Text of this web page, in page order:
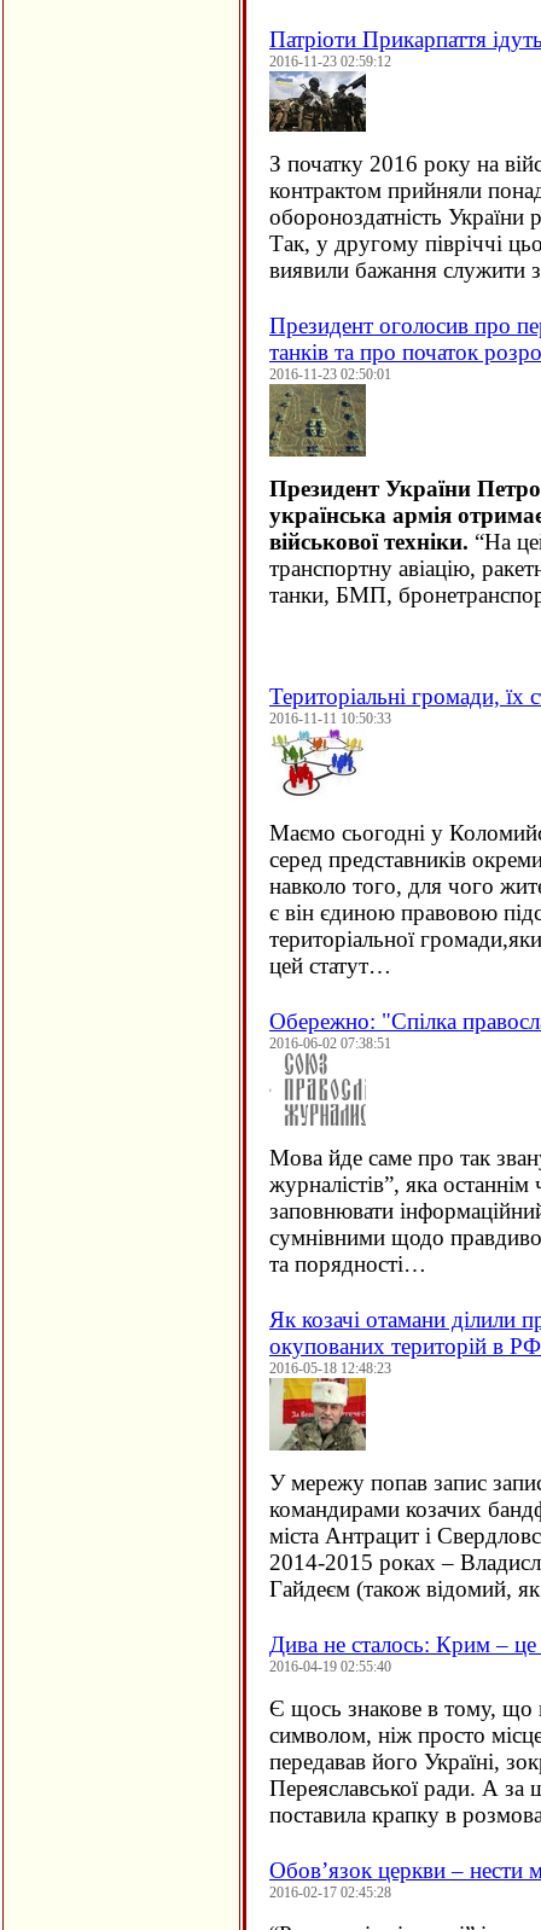
Патріоти Прикарпаття
2016-11-23 02:59:12
З початку 2016 року на
контрактом прийняли
обороноздатність України
Так, у другому півріччі
виявили бажання служити
Президент оголосив про
танків та про початок
2016-11-23 02:50:01
Президент України
українська армія
військової техніки. “На
транспортну авіацію,
танки, БМП,
Територіальні громади, їх
2016-11-11 10:50:33
Маємо сьогодні у
серед представників
навколо того, для чого
є він єдиною правовою
територіальної
цей статут…
Обережно: "Спілка
2016-06-02 07:38:51
Мова йде саме про так
журналістів”, яка
заповнювати
сумнівними щодо
та порядності…
Як козачі отамани ділили
окупованих територій в РФ
2016-05-18 12:48:23
У мережу попав запис
командирами козачих
міста Антрацит і
2014-2015 роках –
Гайдеєм (також відомий,
Дива не сталось: Крим – це
2016-04-19 02:55:40
Є щось знакове в тому, що
символом, ніж просто
передавав його Україні,
Переяславської ради. А за
поставила крапку в
Обов’язок церкви – нести
2016-02-17 02:45:28